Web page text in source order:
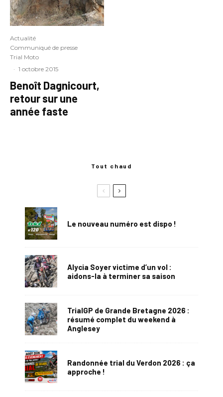
Actualité
Communiqué de presse
Trial Moto
· 1 octobre 2015
Benoît Dagnicourt,
retour sur une
année faste
Tout chaud
Le nouveau numéro est dispo !
Alycia Soyer victime d’un vol :
aidons-la à terminer sa saison
TrialGP de Grande Bretagne 2026 :
résumé complet du weekend à
Anglesey
Randonnée trial du Verdon 2026 : ça
approche !